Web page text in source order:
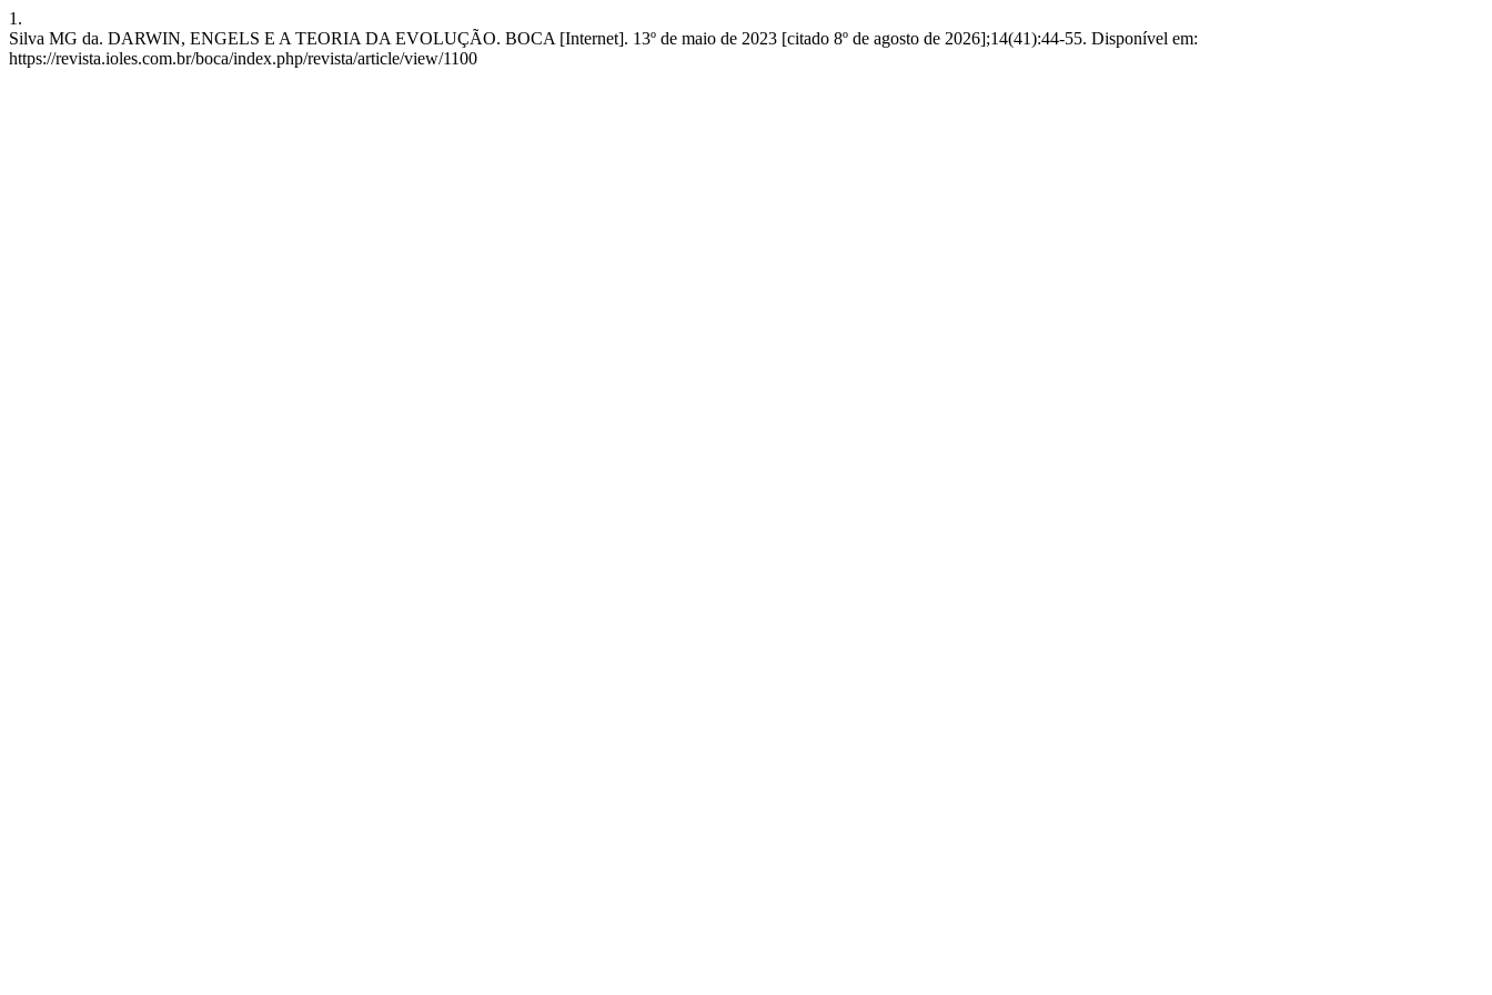
1.
Silva MG da. DARWIN, ENGELS E A TEORIA DA EVOLUÇÃO. BOCA [Internet]. 13º de maio de 2023 [citado 8º de agosto de 2026];14(41):44-55. Disponível em:
https://revista.ioles.com.br/boca/index.php/revista/article/view/1100